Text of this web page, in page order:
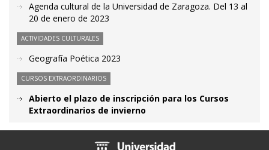
Agenda cultural de la Universidad de Zaragoza. Del 13 al
20 de enero de 2023
ACTIVIDADES CULTURALES
Geografía Poética 2023
CURSOS EXTRAORDINARIOS
Abierto el plazo de inscripción para los Cursos
Extraordinarios de invierno